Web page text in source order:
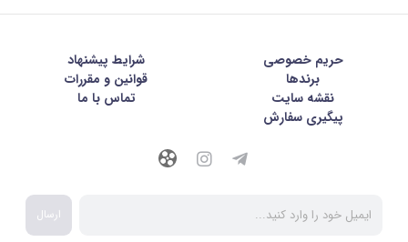
حریم خصوصی
شرايط پيشنهاد
برندها
قوانین و مقررات
نقشه سایت
تماس با ما
پیگیری سفارش
ارسال